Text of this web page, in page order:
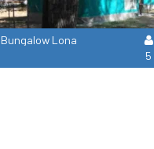
Bungalow Lona
5